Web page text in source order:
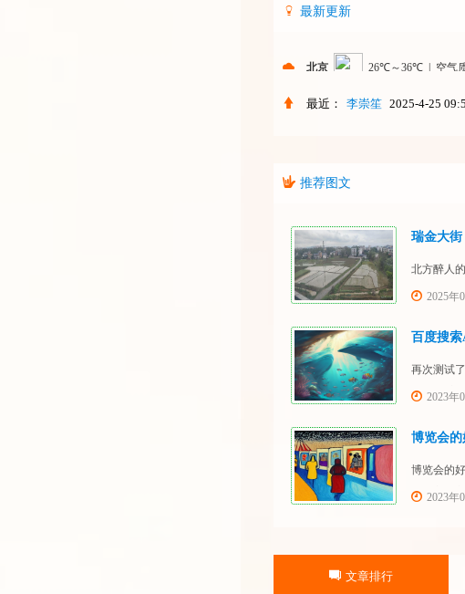
最新更新
最近： 李崇笙 2025-4-25
推荐图文
瑞金大街
北方醉人
上的鞋 跳
2025年
百度搜
再次测试
功能 文字
场景创意
2023年
博览会的
博览会的
众、主办
交流 通过
2023年
文章排行